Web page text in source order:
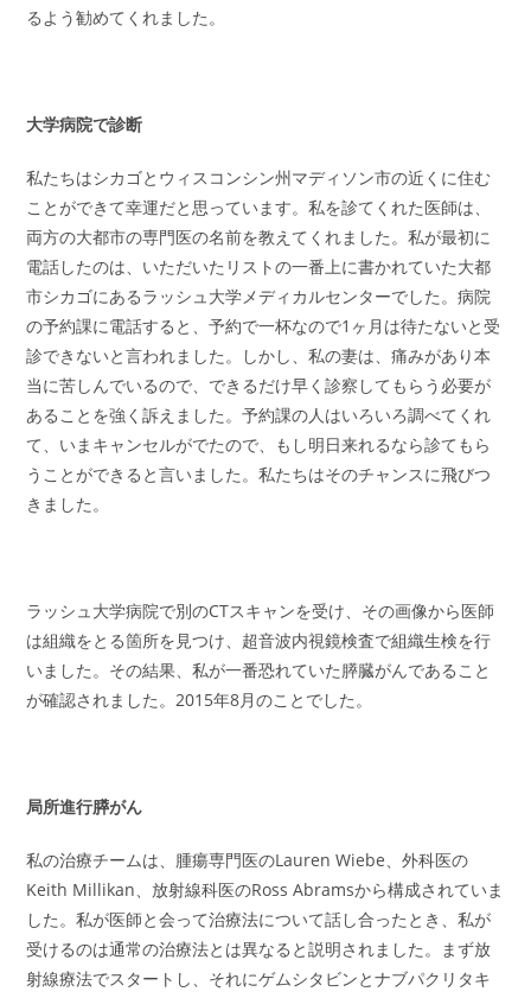
るよう勧めてくれました。
大学病院で診断
私たちはシカゴとウィスコンシン州マディソン市の近くに住む
ことができて幸運だと思っています。私を診てくれた医師は、
両方の大都市の専門医の名前を教えてくれました。私が最初に
電話したのは、いただいたリストの一番上に書かれていた大都
市シカゴにあるラッシュ大学メディカルセンターでした。病院
の予約課に電話すると、予約で一杯なので1ヶ月は待たないと受
診できないと言われました。しかし、私の妻は、痛みがあり本
当に苦しんでいるので、できるだけ早く診察してもらう必要が
あることを強く訴えました。予約課の人はいろいろ調べてくれ
て、いまキャンセルがでたので、もし明日来れるなら診てもら
うことができると言いました。私たちはそのチャンスに飛びつ
きました。
ラッシュ大学病院で別のCTスキャンを受け、その画像から医師
は組織をとる箇所を見つけ、超音波内視鏡検査で組織生検を行
いました。その結果、私が一番恐れていた膵臓がんであること
が確認されました。2015年8月のことでした。
局所進行膵がん
私の治療チームは、腫瘍専門医のLauren Wiebe、外科医の
Keith Millikan、放射線科医のRoss Abramsから構成されていま
した。私が医師と会って治療法について話し合ったとき、私が
受けるのは通常の治療法とは異なると説明されました。まず放
射線療法でスタートし、それにゲムシタビンとナブパクリタキ